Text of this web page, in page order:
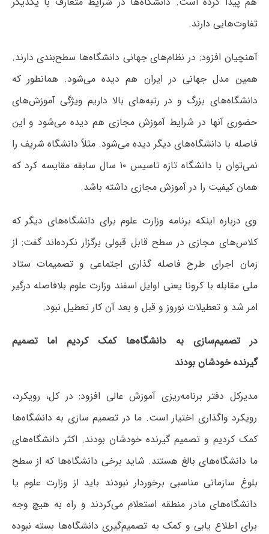
تفاوت‌هایی دارند.
آهنچیان افزود: در نظام‌های جهانی دانشگاه‌ها سطح‌بندی دارند.
همین مدل جهانی در ایران هم دیده می‌شود. همانطور که
دانشگاه‌های بزرگ و در رتبه‌های بالا داریم ویژگی آموزش‌های
حضوری آنها در شرایط آموزش مجازی هم دیده می‌شود و این
فاصله با دانشگاه‌های دیگر دیده می‌شود. مثلاً دانشگاه شریف را
نمی‌توان با دانشگاه تازه تاسیس ۱۰ سال سابقه مقایسه کرد که
همان کیفیت را در آموزش مجازی داشته باشد.
وی درباره اینکه برنامه وزارت علوم برای دانشگاه‌های دیگر که
کلاس‌های مجازی در سطح قابل قبولی برگزار نکرده‌اند گفت: از
زمان اجرای طرح فاصله گذاری اجتماعی و تصمیمات ستاد
ملی مقابله با کرونا یعنی اوایل اسفند وزارت علوم بلافاصله درگیر
امر شد و تعطیلات نوروز و قبل و بعد آن کار تعطیل نبود.
در تصمیم‌سازی به دانشگاه‌ها کمک کردیم اما تصمیم
گیرنده خودشان بودند
مدیرکل دفتر برنامه‌ریزی آموزش عالی افزود: در کل، رویکرد،
رویکرد واگذاری اختیار است. ما در تصمیم سازی به دانشگاه‌ها
کمک کردیم و تصمیم گیرنده خودشان بودند. اکثر دانشگاه‌های
ما دانشگاه‌های بالغ هستند. شاید برخی دانشگاه‌ها که از سطح
بلوغ سازمانی مناسبی برخوردار نبودند باید از وزارت علوم یا
دانشگاه‌های مادر منطقه استعلام می‌کردند و راه به هیچ وجه
برای اطلاع یابی و کمک به تصمیم‌گیری دانشگاه‌ها بسته نبوده